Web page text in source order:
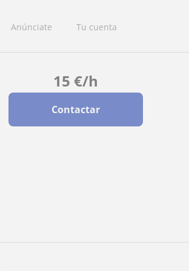
Anúnciate Tu cuenta
15 €/h
Contactar